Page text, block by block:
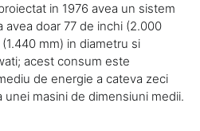
in 1976 avea un sistem
avea doar 77 de inchi (2.000
(1.440 mm) in diametru si
acest consum este
de energie a cateva zeci
masini de dimensiuni medii.